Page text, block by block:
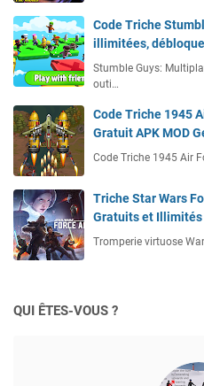
Code Triche
illimitées,
Stumble Guys:
outi…
Code Triche 1945
Gratuit APK MOD
Code Triche 1945 Air
Triche Star Wars
Gratuits et Illimités
Tromperie virtuose
QUI ÊTES-VOUS ?